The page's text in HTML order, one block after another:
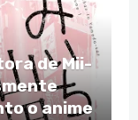
de Mii-
o anime